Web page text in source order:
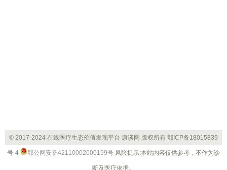
© 2017-2024 在线医疗生态价值发现平台 康谈网 版权所有 鄂ICP备18015839
号-4 鄂公网安备42110002000199号 风险提示:本站内容仅供参考，不作为诊
断及医疗依据。